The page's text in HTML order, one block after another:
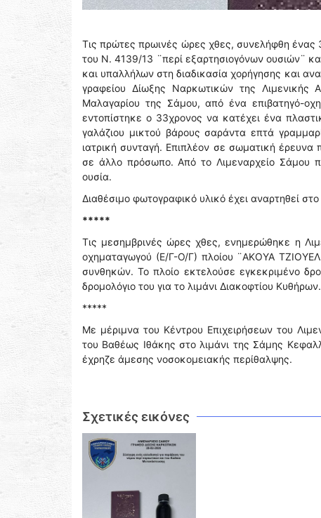
Τις πρώτες πρωινές ώρες χθες, συνελήφθη
του Ν. 4139/13 ¨περί εξαρτησιογόνων ουσιών¨
και υπαλλήλων στη διαδικασία χορήγησης και
γραφείου Δίωξης Ναρκωτικών της Λιμενικής
Μαλαγαρίου της Σάμου, από ένα επιβατηγό-
εντοπίστηκε ο 33χρονος να κατέχει ένα
γαλάζιου μικτού βάρους σαράντα επτά
ιατρική συνταγή. Επιπλέον σε σωματική έρευνα
σε άλλο πρόσωπο. Από το Λιμεναρχείο Σάμου
ουσία.
Διαθέσιμο φωτογραφικό υλικό έχει αναρτηθεί στο
*****
Τις μεσημβρινές ώρες χθες, ενημερώθηκε η
οχηματαγωγού (Ε/Γ-Ο/Γ) πλοίου ¨ΑΚΟΥΑ
συνθηκών. Το πλοίο εκτελούσε εγκεκριμένο
δρομολόγιο του για το λιμάνι Διακοφτίου
*****
Με μέριμνα του Κέντρου Επιχειρήσεων του
του Βαθέως Ιθάκης στο λιμάνι της Σάμης
έχρηζε άμεσης νοσοκομειακής περίθαλψης.
Σχετικές εικόνες